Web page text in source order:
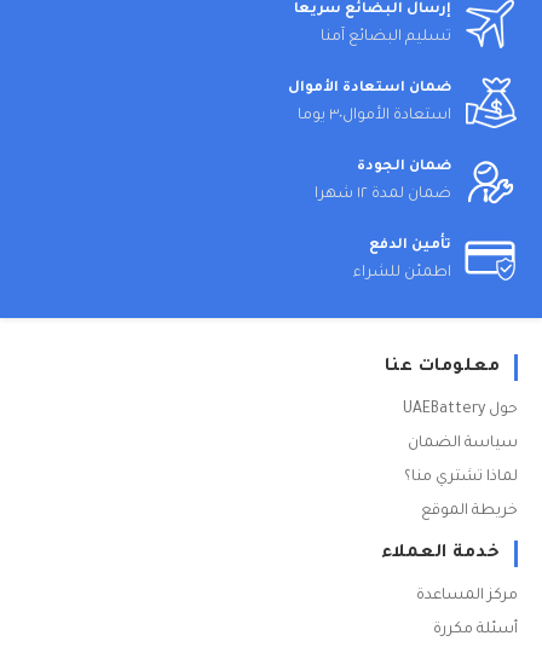
إرسال البضائع سريعا
تسليم البضائع آمنا
ضمان استعادة الأموال
استعادة الأموال٣٠ يوما
ضمان الجودة
ضمان لمدة ١٢ شهرا
تأمين الدفع
اطمئن للشراء
معلومات عنا
حول UAEBattery
سياسة الضمان
لماذا تشتري منا؟
خريطة الموقع
خدمة العملاء
مركز المساعدة
أسئلة مكررة